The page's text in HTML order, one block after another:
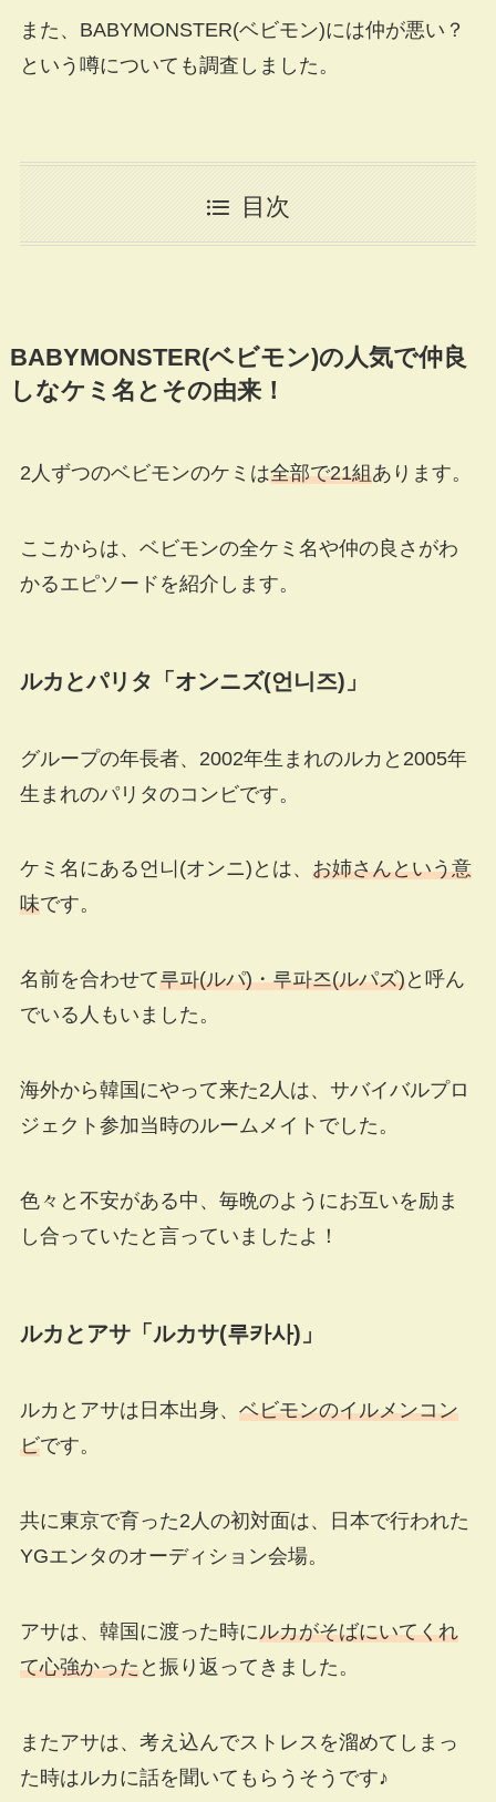
また、BABYMONSTER(ベビモン)には仲が悪い？
という噂についても調査しました。
目次
BABYMONSTER(ベビモン)の人気で仲良
しなケミ名とその由来！
2人ずつのベビモンのケミは全部で21組あります。
ここからは、ベビモンの全ケミ名や仲の良さがわ
かるエピソードを紹介します。
ルカとパリタ「オンニズ(언니즈) 」
グループの年長者、2002年生まれのルカと2005年
生まれのパリタのコンビです。
ケミ名にある언니(オンニ)とは、 お姉さんという意
味です。
名前を合わせて루파(ルパ)・루파즈(ルパズ)と呼ん
でいる人もいました。
海外から韓国にやって来た2人は、サバイバルプロ
ジェクト参加当時のルームメイトでした。
色々と不安がある中、毎晩のようにお互いを励ま
し合っていたと言っていましたよ！
ルカとアサ「ルカサ(루카사)」
ルカとアサは日本出身、 ベビモンのイルメンコン
ビです。
共に東京で育った2人の初対面は、日本で行われた
YGエンタのオーディション会場。
アサは、韓国に渡った時にルカがそばにいてくれ
て心強かったと振り返ってきました。
またアサは、考え込んでストレスを溜めてしまっ
た時はルカに話を聞いてもらうそうです♪